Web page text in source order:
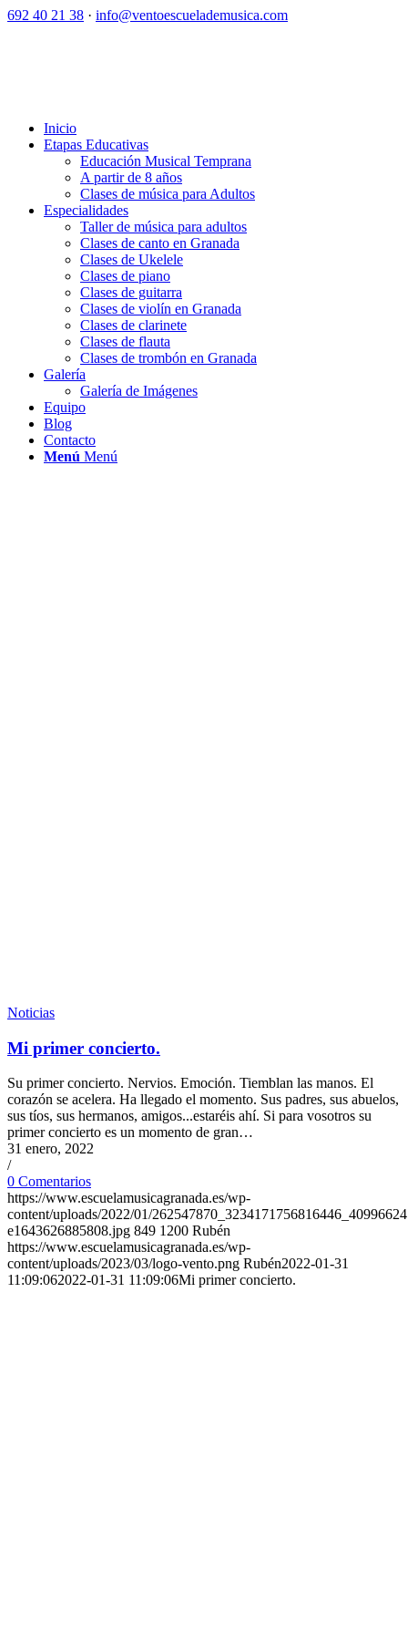
692 40 21 38 · info@ventoescuelademusica.com
Inicio
Etapas Educativas
Educación Musical Temprana
A partir de 8 años
Clases de música para Adultos
Especialidades
Taller de música para adultos
Clases de canto en Granada
Clases de Ukelele
Clases de piano
Clases de guitarra
Clases de violín en Granada
Clases de clarinete
Clases de flauta
Clases de trombón en Granada
Galería
Galería de Imágenes
Equipo
Blog
Contacto
Menú Menú
Noticias
Mi primer concierto.
Su primer concierto. Nervios. Emoción. Tiemblan las manos. El
corazón se acelera. Ha llegado el momento. Sus padres, sus abuelos,
sus tíos, sus hermanos, amigos...estaréis ahí. Si para vosotros su
primer concierto es un momento de gran…
31 enero, 2022
/
0 Comentarios
https://www.escuelamusicagranada.es/wp-
content/uploads/2022/01/
e1643626885808.jpg 849 1200 Rubén
https://www.escuelamusicagranada.es/wp-
content/uploads/2023/03/logo-vento.png Rubén2022-01-31
11:09:062022-01-31 11:09:06Mi primer concierto.